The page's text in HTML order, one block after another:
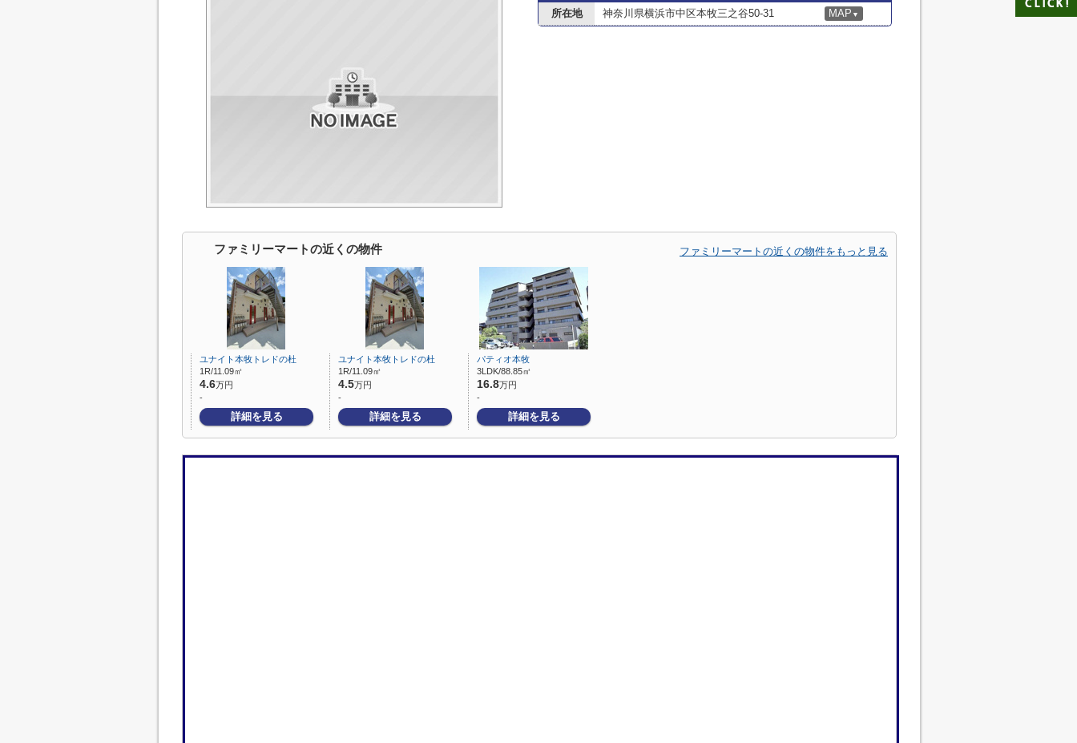
所在地
神奈川県横浜市中区本牧三之谷50-31 MAP ▼
ファミリーマートの近くの物件 ファミリーマートの近くの物件をもっと見る
ユナイト本牧トレドの杜
1R/11.09㎡
4.6万円
-
詳細を見る
ユナイト本牧トレドの杜
1R/11.09㎡
4.5万円
-
詳細を見る
パティオ本牧
3LDK/88.85㎡
16.8万円
-
詳細を見る